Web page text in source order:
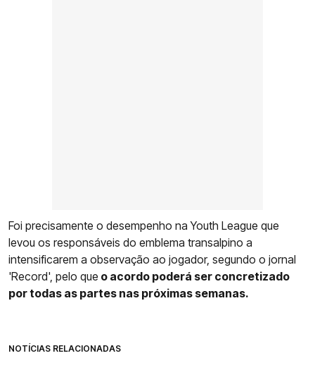
Foi precisamente o desempenho na Youth League que
levou os responsáveis do emblema transalpino a
intensificarem a observação ao jogador, segundo o jornal
'Record', pelo que o acordo poderá ser concretizado
por todas as partes nas próximas semanas.
NOTÍCIAS RELACIONADAS